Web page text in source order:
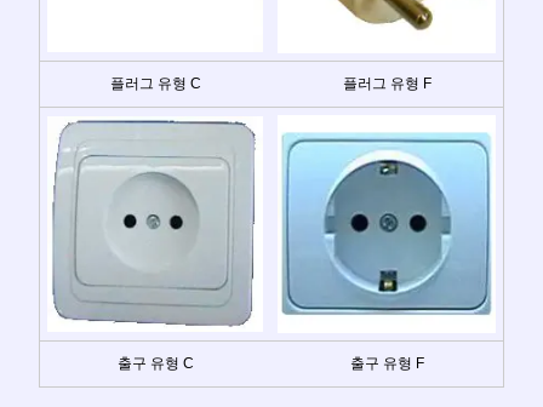
플러그 유형 C 플러그 유형 F
출구 유형 C 출구 유형 F